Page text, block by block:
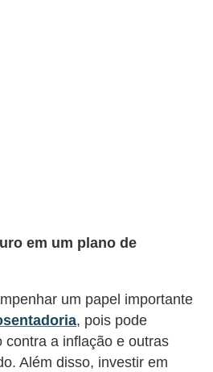
em um plano de
um papel importante
, pois pode
contra a inflação e outras
Além disso, investir em